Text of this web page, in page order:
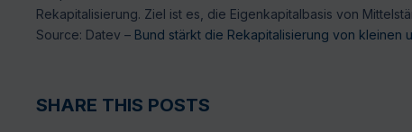
Rekapitalisierung. Ziel ist es, die Eigenkapitalbasis von
Source: Datev – Bund stärkt die Rekapitalisierung von kleinen
SHARE THIS POSTS